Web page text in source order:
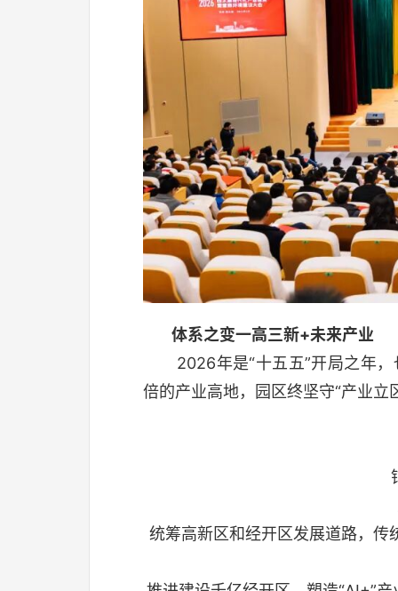
体系之变一高三新+未来产业
2026年是“十五五”开局之年
倍的产业高地，园区终坚守“产业立
统筹高新区和经开区发展道路，传